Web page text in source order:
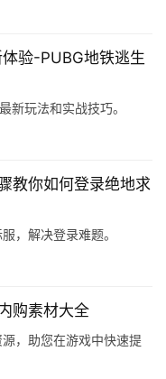
验-PUBG地铁逃生
新玩法和实战技巧。
教你如何登录绝地求
，解决登录难题。
购素材大全
，助您在游戏中快速提